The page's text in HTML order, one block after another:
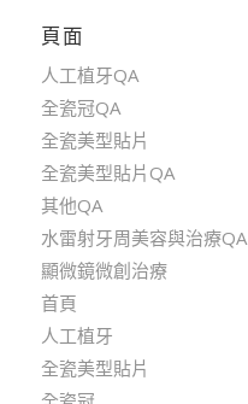
頁面
人工植牙QA
全瓷冠QA
全瓷美型貼片
全瓷美型貼片QA
其他QA
水雷射牙周美容與治療QA
顯微鏡微創治療
首頁
人工植牙
全瓷美型貼片